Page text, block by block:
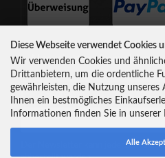
Newsletter-Anmeldung
E-Mail-Adresse:
Der Newsletter kann jederzeit hier
Diese Webseite verwendet Cookies
Wir verwenden Cookies und
Drittanbietern, um die ordentliche
gewährleisten, die Nutzung unseres
Ihnen ein bestmögliches
Informationen finden Sie in unserer
Alle